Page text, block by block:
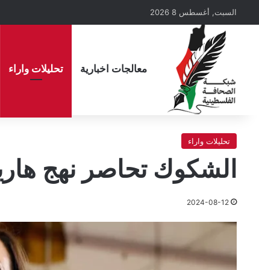
السبت, أغسطس 8 2026
معالجات اخبارية تحليلات واراء
تحليلات واراء
الشكوك تحاصر نهج
2024-08-12